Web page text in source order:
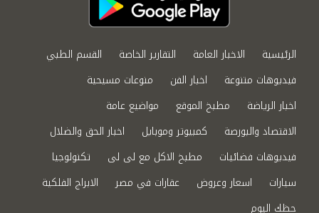
الرئيسية الاخبار العامة التقارير الخاصة
القسم الطبي
فيديوهات متنوعة
اخبار الفن
منوعات مسيحية
اخبار الرياضة
مطبخ الموقع
مواضيع عامة
الاقتصاد والبورصة
كمبيوتر وموبايل
اخبار الحق والضلال
فيديوهات فضائيات
مطبخ الاكل مع لى لى
تكنولوجيا
سيارات
اسعار وعروض عقارات في مصر
الابراج الفلكية
حظك اليوم